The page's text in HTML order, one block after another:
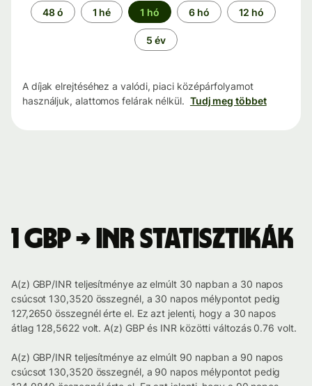
Időszak
48 ó 1 hé 1 hó 6 hó 12 hó
5 év
A díjak elrejtéséhez a valódi, piaci középárfolyamot
használjuk, alattomos felárak nélkül. Tudj meg többet
1 GBP → INR statisztikák
A(z) GBP/INR teljesítménye az elmúlt 30 napban a 30 napos
csúcsot 130,3520 összegnél, a 30 napos mélypontot pedig
127,2650 összegnél érte el. Ez azt jelenti, hogy a 30 napos
átlag 128,5622 volt. A(z) GBP és INR közötti változás 0.76 volt.
A(z) GBP/INR teljesítménye az elmúlt 90 napban a 90 napos
csúcsot 130,3520 összegnél, a 90 napos mélypontot pedig